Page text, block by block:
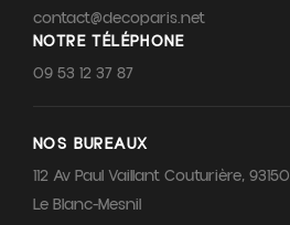
contact@decoparis.net
NOTRE TÉLÉPHONE
09 53 12 37 87
NOS BUREAUX
112 Av Paul Vaillant Couturière, 93150
Le Blanc-Mesnil